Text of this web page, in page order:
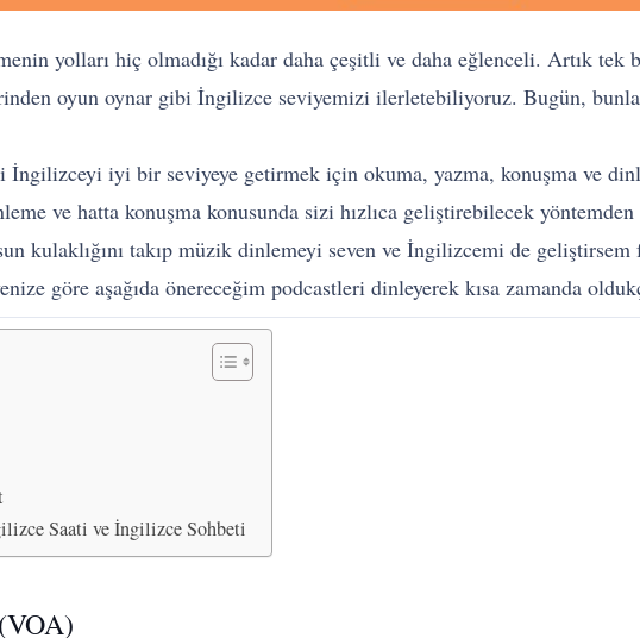
yolları hiç olmadığı kadar daha çeşitli ve daha eğlenceli. Artık
oyun oynar gibi İngilizce seviyemizi ilerletebiliyoruz. Bugün,
iyi bir seviyeye getirmek için okuma, yazma, konuşma ve
ve hatta konuşma konusunda sizi hızlıca geliştirebilecek
kulaklığını takıp müzik dinlemeyi seven ve İngilizcemi de
göre aşağıda önereceğim podcastleri dinleyerek kısa zamanda
Saati ve İngilizce Sohbeti